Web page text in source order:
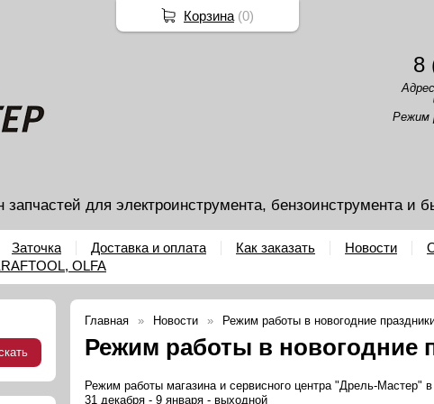
8
Режим
запчастей для электроинструмента, бензоинструмента и
Заточка Доставка и оплата Как заказать Новости
OLFA
Главная Новости Режим работы в новогодние
Режим работы в новогодние
Режим работы магазина и сервисного центра "Дрель-Мастер"
31 декабря - 9 января - выходной
Корзина (0)